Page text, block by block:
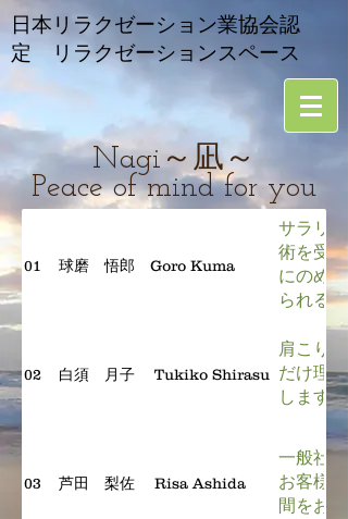
​日本リラクゼーション業協会認
定 リラクゼーションスペース
Nagi～凪～
Peace of mind for you
01 球磨 悟郎 Goro Kuma
サラリ
術を受
にのめ
られる
02 白須 月子 Tukiko Shirasu
肩こり
だけ理
します。
03 芦田 梨佐 Risa Ashida
一般社
お客様
間をお